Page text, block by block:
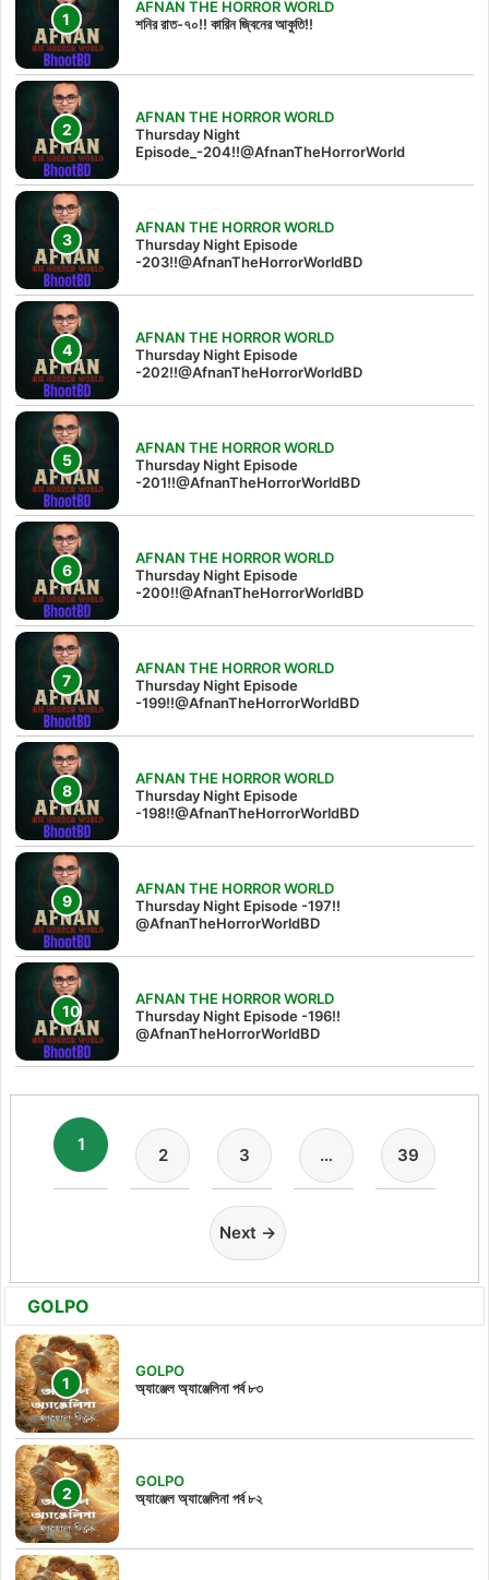
AFNAN THE HORROR WORLD
শনির রাত-৭০!! কারিন জ্বিনের আকুতি!!
AFNAN THE HORROR WORLD
Thursday Night
Episode_-204!!@AfnanTheHorrorWorld
AFNAN THE HORROR WORLD
Thursday Night Episode
-203!!@AfnanTheHorrorWorldBD
AFNAN THE HORROR WORLD
Thursday Night Episode
-202!!@AfnanTheHorrorWorldBD
AFNAN THE HORROR WORLD
Thursday Night Episode
-201!!@AfnanTheHorrorWorldBD
AFNAN THE HORROR WORLD
Thursday Night Episode
-200!!@AfnanTheHorrorWorldBD
AFNAN THE HORROR WORLD
Thursday Night Episode
-199!!@AfnanTheHorrorWorldBD
AFNAN THE HORROR WORLD
Thursday Night Episode
-198!!@AfnanTheHorrorWorldBD
AFNAN THE HORROR WORLD
Thursday Night Episode -197!!‪
@AfnanTheHorrorWorldBD‬
AFNAN THE HORROR WORLD
Thursday Night Episode -196!!
@AfnanTheHorrorWorldBD
1
2 3 … 39
Next →
GOLPO
GOLPO
অ্যাঞ্জেল অ্যাঞ্জেলিনা পর্ব ৮৩
GOLPO
অ্যাঞ্জেল অ্যাঞ্জেলিনা পর্ব ৮২